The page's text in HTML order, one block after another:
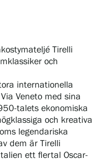
Tirelli
och
internationella
Veneto med sina
talets ekonomiska
och kreativa
legendariska
dem är Tirelli
ett flertal Oscar-